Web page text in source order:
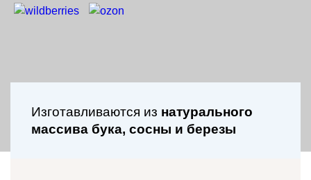
Изготавливаются из натурального
массива бука, сосны и березы